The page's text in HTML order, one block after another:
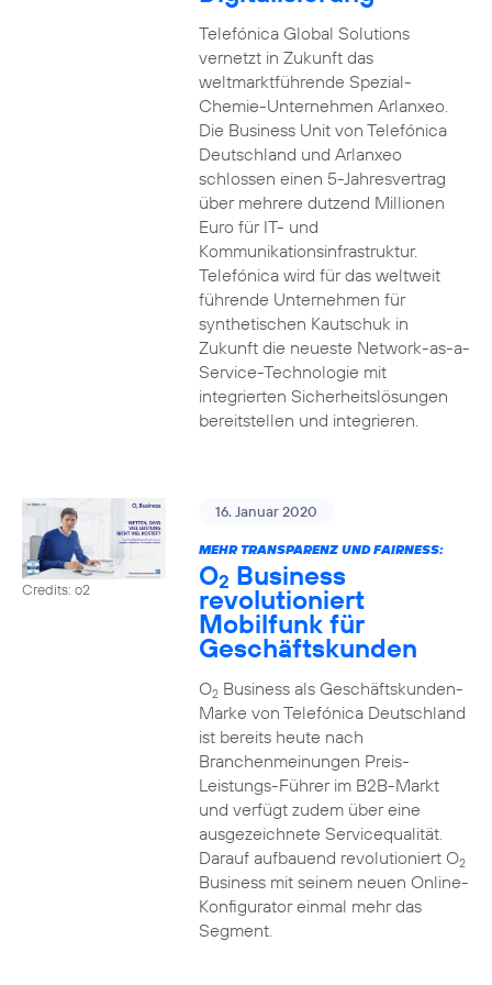
Telefónica Global Solutions
vernetzt in Zukunft das
weltmarktführende Spezial-
Chemie-Unternehmen Arlanxeo.
Die Business Unit von Telefónica
Deutschland und Arlanxeo
schlossen einen 5-Jahresvertrag
über mehrere dutzend Millionen
Euro für IT- und
Kommunikationsinfrastruktur.
Telefónica wird für das weltweit
führende Unternehmen für
synthetischen Kautschuk in
Zukunft die neueste Network-as-a-
Service-Technologie mit
integrierten Sicherheitslösungen
bereitstellen und integrieren.
Credits: o2
16. Januar 2020
MEHR TRANSPARENZ UND FAIRNESS:
O2 Business
revolutioniert
Mobilfunk für
Geschäftskunden
O2Business als Geschäftskunden-
Marke von Telefónica Deutschland
ist bereits heute nach
Branchenmeinungen Preis-
Leistungs-Führer im B2B-Markt
und verfügt zudem über eine
ausgezeichnete Servicequalität.
Darauf aufbauend revolutioniert O2
Business mit seinem neuen Online-
Konfigurator einmal mehr das
Segment.